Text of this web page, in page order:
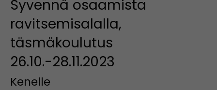
Syvennä osaamista
ravitsemisalalla,
täsmäkoulutus
26.10.-28.11.2023
Kenelle